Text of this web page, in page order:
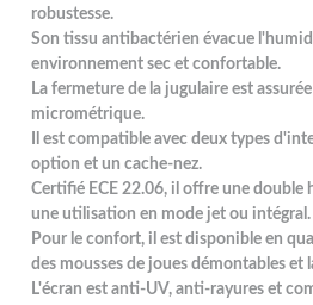
robustesse.
Son tissu antibactérien évacue
environnement sec et confortable.
La fermeture de la jugulaire est
micrométrique.
Il est compatible avec deux types
option et un cache-nez.
Certifié ECE 22.06, il offre une double
une utilisation en mode jet ou intégral.
Pour le confort, il est disponible en
des mousses de joues démontables et
L'écran est anti-UV, anti-rayures et